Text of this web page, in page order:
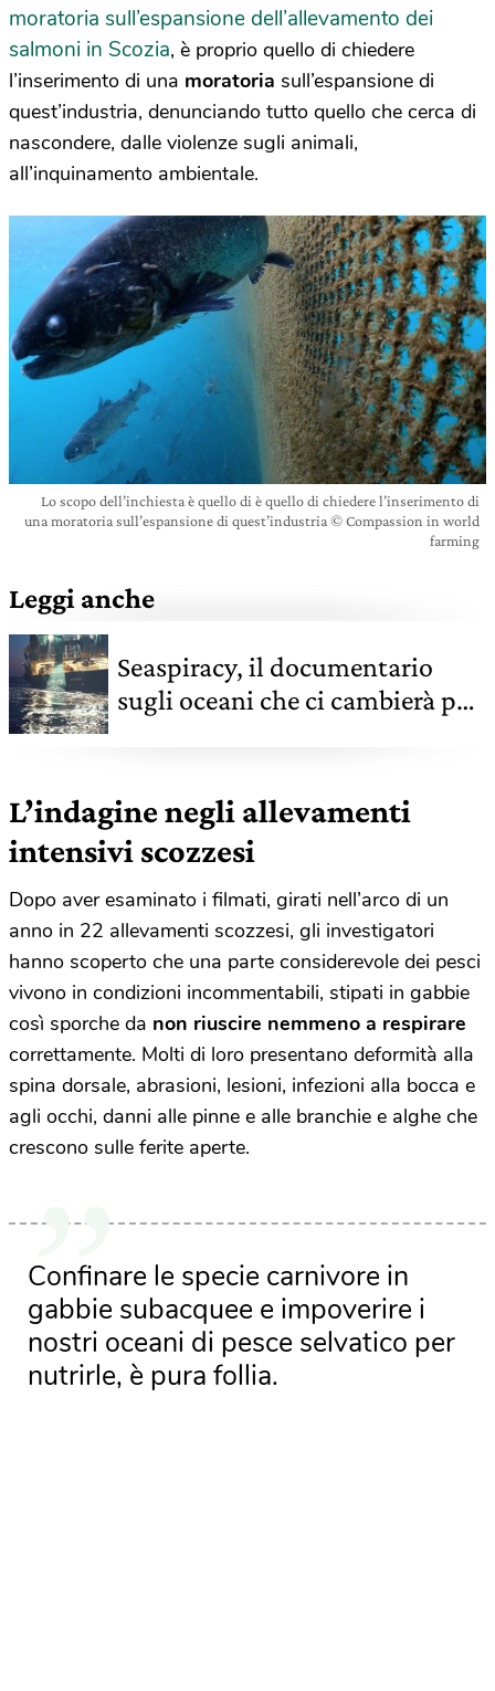
moratoria sull’espansione dell’allevamento dei
salmoni in Scozia, è proprio quello di chiedere
l’inserimento di una moratoria sull’espansione di
quest’industria, denunciando tutto quello che cerca di
nascondere, dalle violenze sugli animali,
all’inquinamento ambientale.
Lo scopo dell’inchiesta è quello di è quello di chiedere l’inserimento di
una moratoria sull’espansione di quest’industria © Compassion in world
farming
Leggi anche
Seaspiracy, il documentario
sugli oceani che ci cambierà per
L’indagine negli allevamenti
intensivi scozzesi
Dopo aver esaminato i filmati, girati nell’arco di un
anno in 22 allevamenti scozzesi, gli investigatori
hanno scoperto che una parte considerevole dei pesci
vivono in condizioni incommentabili, stipati in gabbie
così sporche da non riuscire nemmeno a respirare
correttamente. Molti di loro presentano deformità alla
spina dorsale, abrasioni, lesioni, infezioni alla bocca e
agli occhi, danni alle pinne e alle branchie e alghe che
crescono sulle ferite aperte.
Confinare le specie carnivore in
gabbie subacquee e impoverire i
nostri oceani di pesce selvatico per
nutrirle, è pura follia.